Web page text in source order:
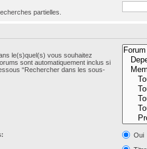
partielles.
le(s)quel(s) vous souhaitez
sont automatiquement inclus si
“Rechercher dans les sous-
Oui